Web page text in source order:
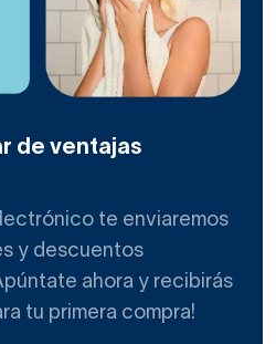
de ventajas
te enviaremos
y descuentos
ahora y recibirás
tu primera compra!